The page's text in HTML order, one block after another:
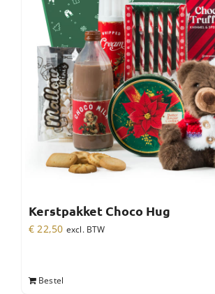
Kerstpakket Choco Hug
€ 22,50 excl. BTW
Bestel